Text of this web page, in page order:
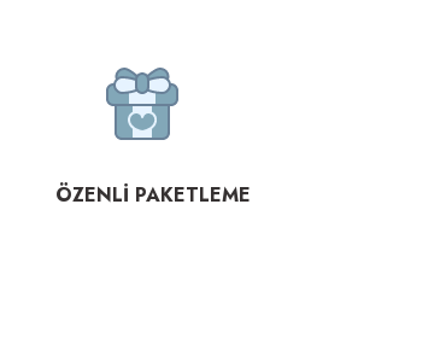
ÖZENLİ PAKETLEME